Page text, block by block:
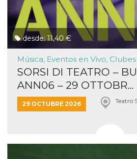
desde: 11,40 €
Música, Eventos en Vivo, Clubes
SORSI DI TEATRO –
ANN06 – 29 OTTOBR...
29 OCTUBRE 2026 Teatro